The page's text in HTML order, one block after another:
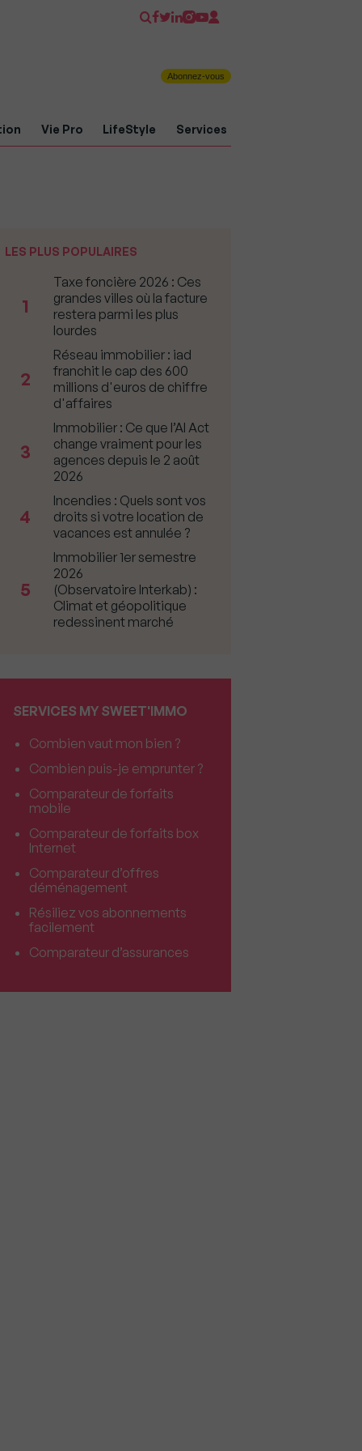
Abonnez-vous
Vie Pro LifeStyle Services
LES PLUS POPULAIRES
1
Taxe foncière 2026 : Ces
grandes villes où la facture
restera parmi les plus
lourdes
2
Réseau immobilier : iad
franchit le cap des 600
millions d'euros de chiffre
d'affaires
3
Immobilier : Ce que l’AI Act
change vraiment pour les
agences depuis le 2 août
2026
4
Incendies : Quels sont vos
droits si votre location de
vacances est annulée ?
5
Immobilier 1er semestre
2026
(Observatoire Interkab) :
Climat et géopolitique
redessinent marché
SERVICES MY SWEET'IMMO
Combien vaut mon bien ?
Combien puis-je emprunter ?
Comparateur de forfaits
mobile
Comparateur de forfaits box
Internet
Comparateur d’offres
déménagement
Résiliez vos abonnements
facilement
Comparateur d’assurances